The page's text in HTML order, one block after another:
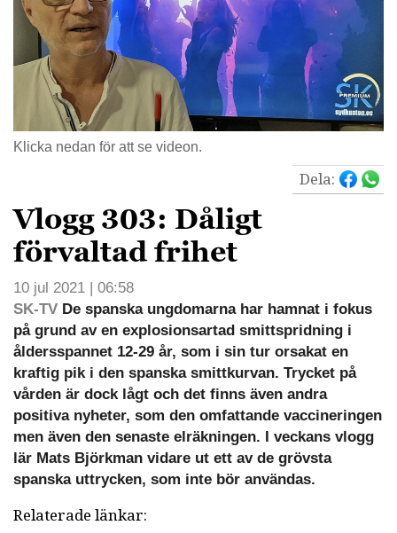
Klicka nedan för att se videon.
Dela:
Vlogg 303: Dåligt
förvaltad frihet
10 jul 2021 | 06:58
SK-TV De spanska ungdomarna har hamnat i fokus
på grund av en explosionsartad smittspridning i
åldersspannet 12-29 år, som i sin tur orsakat en
kraftig pik i den spanska smittkurvan. Trycket på
vården är dock lågt och det finns även andra
positiva nyheter, som den omfattande vaccineringen
men även den senaste elräkningen. I veckans vlogg
lär Mats Björkman vidare ut ett av de grövsta
spanska uttrycken, som inte bör användas.
Relaterade länkar: